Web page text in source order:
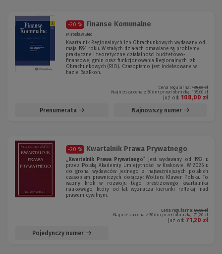
-20 % Finanse Komunalne
Mirosław Stec
Kwartalnik Regionalnych Izb Obrachunkowych wydawany od
maja 1994 roku. W stałych działach omawiane są problemy
praktyczne i teoretyczne działalności budżetowo-
finansowej gmin oraz funkcjonowania Regionalnych Izb
Obrachunkowych (RIO). Czasopismo jest indeksowane w
bazie BazEkon.
Cena regularna: 135,00 zł
Najniższa cena z 30 dni przed obniżką: 135,00 zł
Już od: 108,00 zł
Prenumerata
Najnowszy numer
-20 % Kwartalnik Prawa Prywatnego
„Kwartalnik Prawa Prywatnegoˮ jest wydawany od 1992 r.
przez Polską Akademię Umiejętności w Krakowie. W 2026 r.
do grona wydawców jednego z najważniejszych polskich
czasopism prawniczych dołączył Wolters Kluwer Polska. To
ważny krok w rozwoju tego prestiżowego kwartalnika
naukowego, który od lat wyznacza kierunki refleksji nad
prawem cywilnym.
Cena regularna: 89,00 zł
Najniższa cena z 30 dni przed obniżką: 71,20 zł
Już od: 71,20 zł
Pojedynczy numer